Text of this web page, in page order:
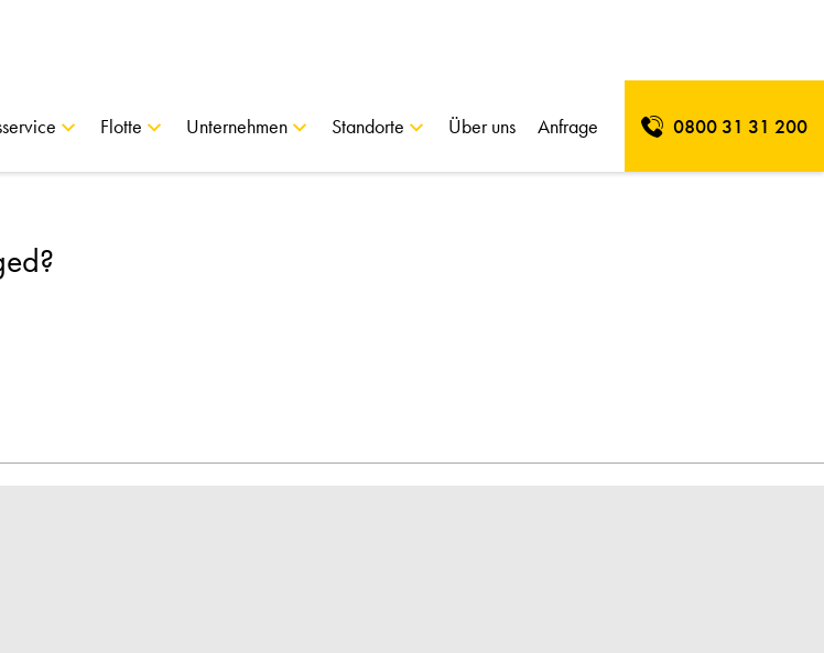
Flotte Unternehmen Standorte Über uns Anfrage 0800 31 31 200